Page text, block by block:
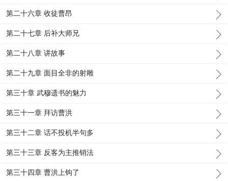
第二十六章 收徒曹昂
第二十七章 后补大师兄
第二十八章 讲故事
第二十九章 面目全非的射雕
第三十章 武穆遗书的魅力
第三十一章 拜访曹洪
第三十二章 话不投机半句多
第三十三章 反客为主推销法
第三十四章 曹洪上钩了